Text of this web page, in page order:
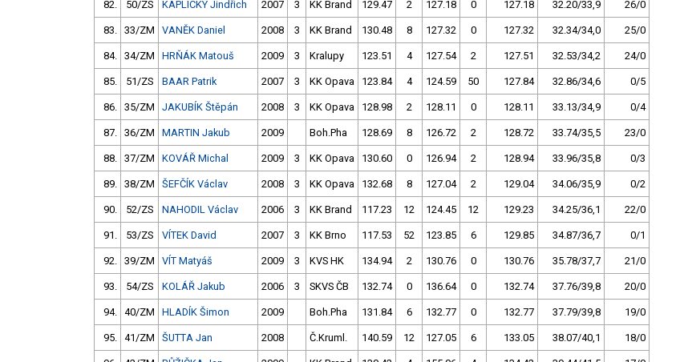
82. 50/ZS KAPLICKÝ Jindřich 2007 3 KK Brand 129.47 2 127.18 0 127.18 32.20/33,9 26/0
83. 33/ZM VANĚK Daniel 2008 3 KK Brand 130.48 8 127.32 0 127.32 32.34/34,0 25/0
84. 34/ZM HRŇÁK Matouš 2009 3 Kralupy 123.51 4 127.54 2 127.51 32.53/34,2 24/0
85. 51/ZS BAAR Patrik 2007 3 KK Opava 123.84 4 124.59 50 127.84 32.86/34,6 0/5
86. 35/ZM JAKUBÍK Štěpán 2008 3 KK Opava 128.98 2 128.11 0 128.11 33.13/34,9 0/4
87. 36/ZM MARTIN Jakub 2009 Boh.Pha 128.69 8 126.72 2 128.72 33.74/35,5 23/0
88. 37/ZM KOVÁŘ Michal 2009 3 KK Opava 130.60 0 126.94 2 128.94 33.96/35,8 0/3
89. 38/ZM ŠEFČÍK Václav 2008 3 KK Opava 132.68 8 127.04 2 129.04 34.06/35,9 0/2
90. 52/ZS NAHODIL Václav 2006 3 KK Brand 117.23 12 124.45 12 129.23 34.25/36,1 22/0
91. 53/ZS VÍTEK David 2007 3 KK Brno 117.53 52 123.85 6 129.85 34.87/36,7 0/1
92. 39/ZM VÍT Matyáš 2009 3 KVS HK 134.94 2 130.76 0 130.76 35.78/37,7 21/0
93. 54/ZS KOLÁŘ Jakub 2006 3 SKVS ČB 132.74 0 136.64 0 132.74 37.76/39,8 20/0
94. 40/ZM HLADÍK Šimon 2009 Boh.Pha 131.84 6 132.77 0 132.77 37.79/39,8 19/0
95. 41/ZM ŠUTTA Jan 2008 Č.Kruml. 140.59 12 127.05 6 133.05 38.07/40,1 18/0